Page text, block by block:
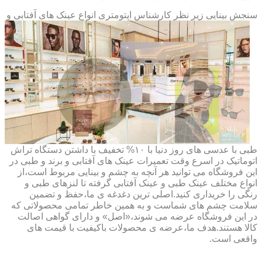
سنجش بینایی زیر نظر کارشناس اپتومتری انواع عینک های آفتابی و
طبی با عدسی های روز دنیا با ۱۰% تخفیف با داشتن دستگاه تراش
اتوماتیک در اسرع وقت تعمیرات عینک های آفتابی و برند و طبی در
این فروشگاه می توانید هر آنچه به چشم و بینایی مربوط است،از
انواع مختلف عینک طبی و عینک آفتابی گرفته تا لنزهای طبی و
رنگی را خریداری کنید.اصلی ترین دغدغه ی ما،حفظ و تضمین
سلامت چشم های شماست و به همین خاطر تمامی محصولاتی که
در این فروشگاه عرضه می شوند،«اصل» و دارای گواهی اصالت
کالا هستند.هدف ما،عرضه ی محصولات باکیفیت با قیمت های
واقعی است.